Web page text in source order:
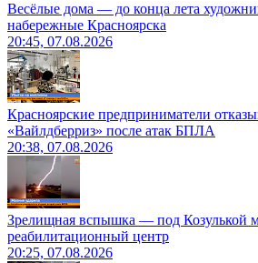
Весёлые дома — до конца лета
набережные Красноярска
20:45, 07.08.2026
Красноярские предприниматели
«Вайлдберриз» после атак БПЛА
20:38, 07.08.2026
Зрелищная вспышка — под Козулькой
реабилитационный центр
20:25, 07.08.2026